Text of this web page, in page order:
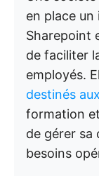
en place
Sharepoint
de faciliter
employés.
destinés
formation
de gérer sa
besoins